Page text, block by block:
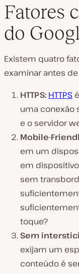
Fatores
do
Existem quatro
examinar antes
HTTPS: HTTPS
uma conexão
e o servidor
Mobile-
em um
em
sem
toque?
Sem
exijam um
conteúdo é